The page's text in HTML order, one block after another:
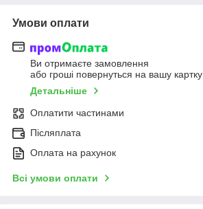
Умови оплати
Ви отримаєте замовлення
або гроші повернуться на вашу картку
Детальніше
Оплатити частинами
Післяплата
Оплата на рахунок
Всі умови оплати